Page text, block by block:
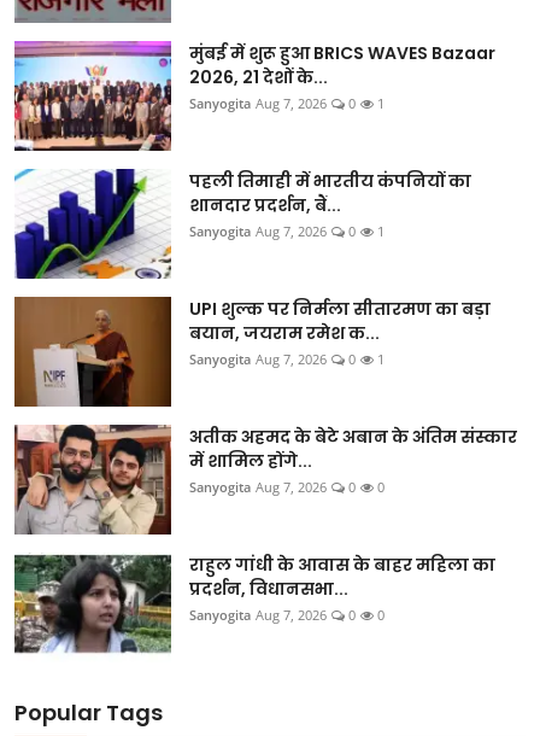
मुंबई में शुरू हुआ BRICS WAVES Bazaar
2026, 21 देशों के...
Sanyogita Aug 7, 2026 0 1
पहली तिमाही में भारतीय कंपनियों का
शानदार प्रदर्शन, बैं...
Sanyogita Aug 7, 2026 0 1
UPI शुल्क पर निर्मला सीतारमण का बड़ा
बयान, जयराम रमेश क...
Sanyogita Aug 7, 2026 0 1
अतीक अहमद के बेटे अबान के अंतिम संस्कार
में शामिल होंगे...
Sanyogita Aug 7, 2026 0 0
राहुल गांधी के आवास के बाहर महिला का
प्रदर्शन, विधानसभा...
Sanyogita Aug 7, 2026 0 0
Popular Tags